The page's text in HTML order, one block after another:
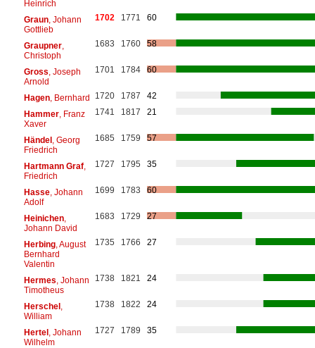
Heinrich
Graun, Johann
Gottlieb
1702 1771 60
Graupner,
Christoph
1683 1760 58
Gross , Joseph
Arnold
1701 1784 60
Hagen, Bernhard 1720 1787
42
Hammer, Franz
Xaver
1741 1817 21
Händel, Georg
Friedrich
1685 1759 57
Hartmann Graf,
Friedrich
1727 1795 35
Hasse, Johann
Adolf
1699 1783 60
Heinichen,
Johann David
1683 1729 27
Herbing, August
Bernhard
Valentin
1735 1766 27
Hermes , Johann
Timotheus
1738 1821 24
Herschel,
William
1738 1822 24
Hertel, Johann
Wilhelm
1727 1789 35